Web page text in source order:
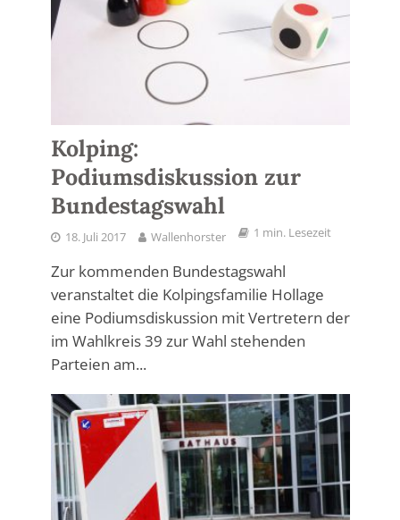
Kolping:
Podiumsdiskussion zur
Bundestagswahl
18. Juli 2017 Wallenhorster 1 min. Lesezeit
Zur kommenden Bundestagswahl
veranstaltet die Kolpingsfamilie Hollage
eine Podiumsdiskussion mit Vertretern der
im Wahlkreis 39 zur Wahl stehenden
Parteien am...